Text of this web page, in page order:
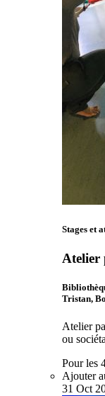
Stages et
Atelier
Tristan,
Atelier
ou
Pour les
Ajouter
31 Oct